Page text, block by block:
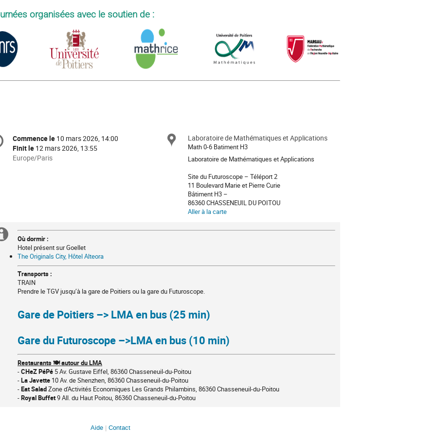
organisées avec le soutien de :
Date/Heure
Commence le 10 mars 2026, 14:00
Finit le 12 mars 2026, 13:55
Toutes
Europe/Paris
Site
Laboratoire de Mathématiques et Applications
Math 0-6 Batiment H3
Laboratoire de Mathématiques et Applications
Site du Futuroscope – Téléport 2
11 Boulevard Marie et Pierre Curie
Bâtiment H3 –
86360 CHASSENEUIL DU POITOU
Aller à la carte
Information
supplémentaire
INFOS
PRATIQUES
Où dormir :
Hotel présent sur Goellet
The Originals City, Hôtel Alteora
Transports :
TRAIN
Prendre le TGV jusqu’à la gare de Poitiers ou la gare du Futuroscope.
Gare de Poitiers –> LMA en bus (25 min)
Gare du Futuroscope –>LMA en bus (10 min)
Restaurants🍽️autour du LMA
-CHeZ PéPé 5 Av. Gustave Eiffel, 86360 Chasseneuil-du-Poitou
-La Javette 10 Av. de Shenzhen, 86360 Chasseneuil-du-Poitou
-Eat SaladZone d'Activités Economiques Les Grands Philambins, 86360 Chasseneuil-du-Poitou
-Royal Buffet9 All. du Haut Poitou, 86360 Chasseneuil-du-Poitou
Aide Contact